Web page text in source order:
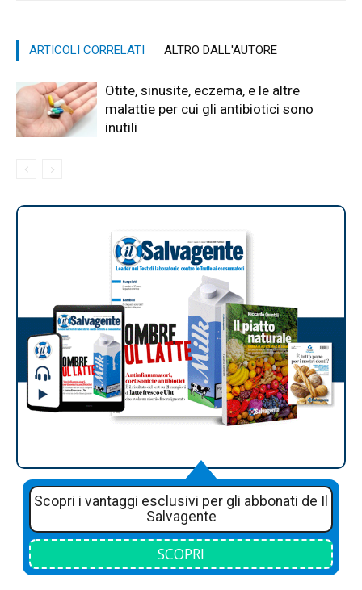
ARTICOLI CORRELATI ALTRO DALL'AUTORE
Otite, sinusite, eczema, e le altre
malattie per cui gli antibiotici sono
inutili
Scopri i vantaggi esclusivi per gli abbonati de Il
Salvagente
SCOPRI